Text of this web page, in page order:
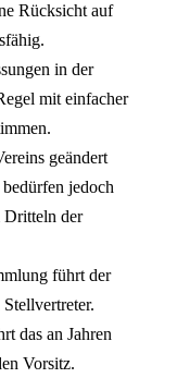
Rücksicht auf
in der
mit einfacher
geändert
jedoch
Dritteln der
führt der
das an Jahren
Vorsitz.